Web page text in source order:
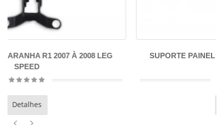
LEG
SUPORTE PAINEL ARANHA R1 2009 À 2014